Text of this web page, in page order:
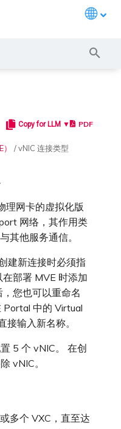
概述
强制多重身份验证
设置单点登录
邀请用户加入账户
提供技术支持联系方式
设置财务信息
创建 LAG
11:11 Systems
阿里云专线接入
AWS Direct Connect
Azure ExpressRoute
Cisco Webex
Cloudflare
概述
阿里云 MCR 连接
AWS Direct Connect
Azure MCR 连接
DigitalOcean MCR 连接
Google MCR 连接
连接
概述
Aviatrix
Fortinet FortiGate
Palo Alto Networks
Versa SD-WAN
路由过滤
路由汇总
配置 BGP 高级设置
创建 MVE 概述
手动创建 MVE
创建 MVE 概述
创建 SD-WAN MVE
使用 Cisco Meraki 创建 MVE
使用 Cisco Secure Firewall
Threat Defense Virtual 创建
MVE
使用 Juniper SSR 创建 MVE
Palo Alto Networks VM-
创建 VM-Series MVE
创建 VXC
连接 MVE
Palo Alto Networks Prisma
创建 Prisma MVE
创建 VXC
连接 MVE
IX 要求
AMS-IX 连接
France-IX 连接
编辑 IX
迁移 IX
关闭 IX
终止 IX
MegaIX 功能概述
IX 遥测
BGP 社区
城域 ID
激活 Port
容量错误
Port 或 VXC 中断或抖动
Port 或 VXC 丢包
吞吐量与性能
VXC 连接性
MCR 中断或不可用
MCR BGP 会话中断
其他 MCR 问题
MVE 中断或不可用
SD-WAN 管理连接
IX 连接性
IX BGP 会话中断
云服务提供商互联地址空间
Copy for LLM ▼ PDF
/ vNIC 连接类型
理网卡的虚拟化版
网络，其作用类
其他服务通信。
建新连接时必须指
部署 MVE 时添加
您也可以重命名
Portal 中的 Virtual
输入新名称。
5 个 vNIC。 在创
vNIC。
多个 VXC，直至达